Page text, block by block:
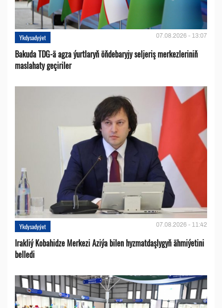
Ykdysadyýet 07.08.2026 - 13:07
Bakuda TDG-ä agza ýurtlaryň öňdebaryjy seljeriş merkezleriniň
maslahaty geçiriler
Ykdysadyýet 07.08.2026 - 11:42
Irakliý Kobahidze Merkezi Aziýa bilen hyzmatdaşlygyň ähmiýetini
belledi